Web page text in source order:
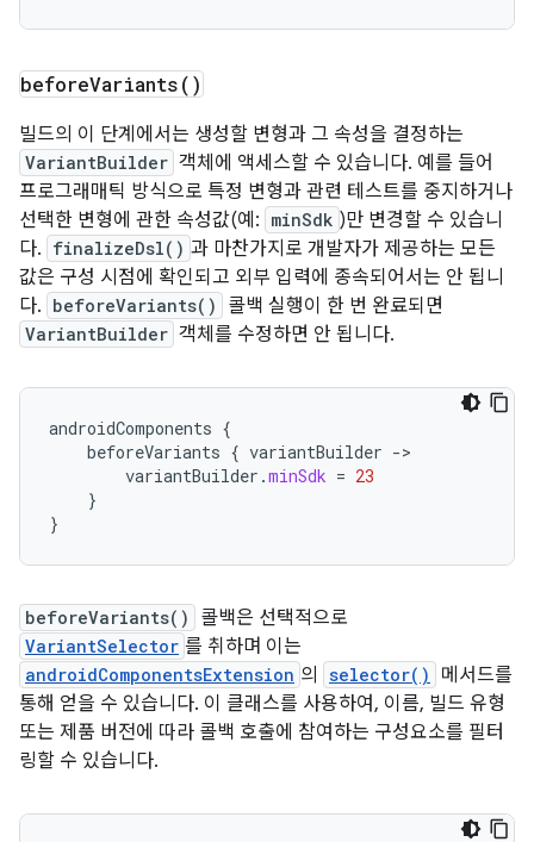
beforeVariants()
빌드의 이 단계에서는 생성할 변형과 그 속성을 결정하는
VariantBuilder 객체에 액세스할 수 있습니다. 예를 들어
프로그래매틱 방식으로 특정 변형과 관련 테스트를 중지하거나
선택한 변형에 관한 속성값(예: minSdk )만 변경할 수 있습니
다. finalizeDsl() 과 마찬가지로 개발자가 제공하는 모든
값은 구성 시점에 확인되고 외부 입력에 종속되어서는 안 됩니
다. beforeVariants() 콜백 실행이 한 번 완료되면
VariantBuilder 객체를 수정하면 안 됩니다.
androidComponents {
beforeVariants { variantBuilder -
variantBuilder .minSdk = 23
}
}
beforeVariants() 콜백은 선택적으로
VariantSelector 를 취하며 이는
androidComponentsExtension 의 selector()
메서드를
통해 얻을 수 있습니다. 이 클래스를 사용하여, 이름, 빌드 유형
또는 제품 버전에 따라 콜백 호출에 참여하는 구성요소를 필터
링할 수 있습니다.